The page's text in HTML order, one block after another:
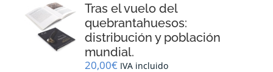
Tras el vuelo del
quebrantahuesos:
distribución y población
mundial.
20,00€ IVA incluido